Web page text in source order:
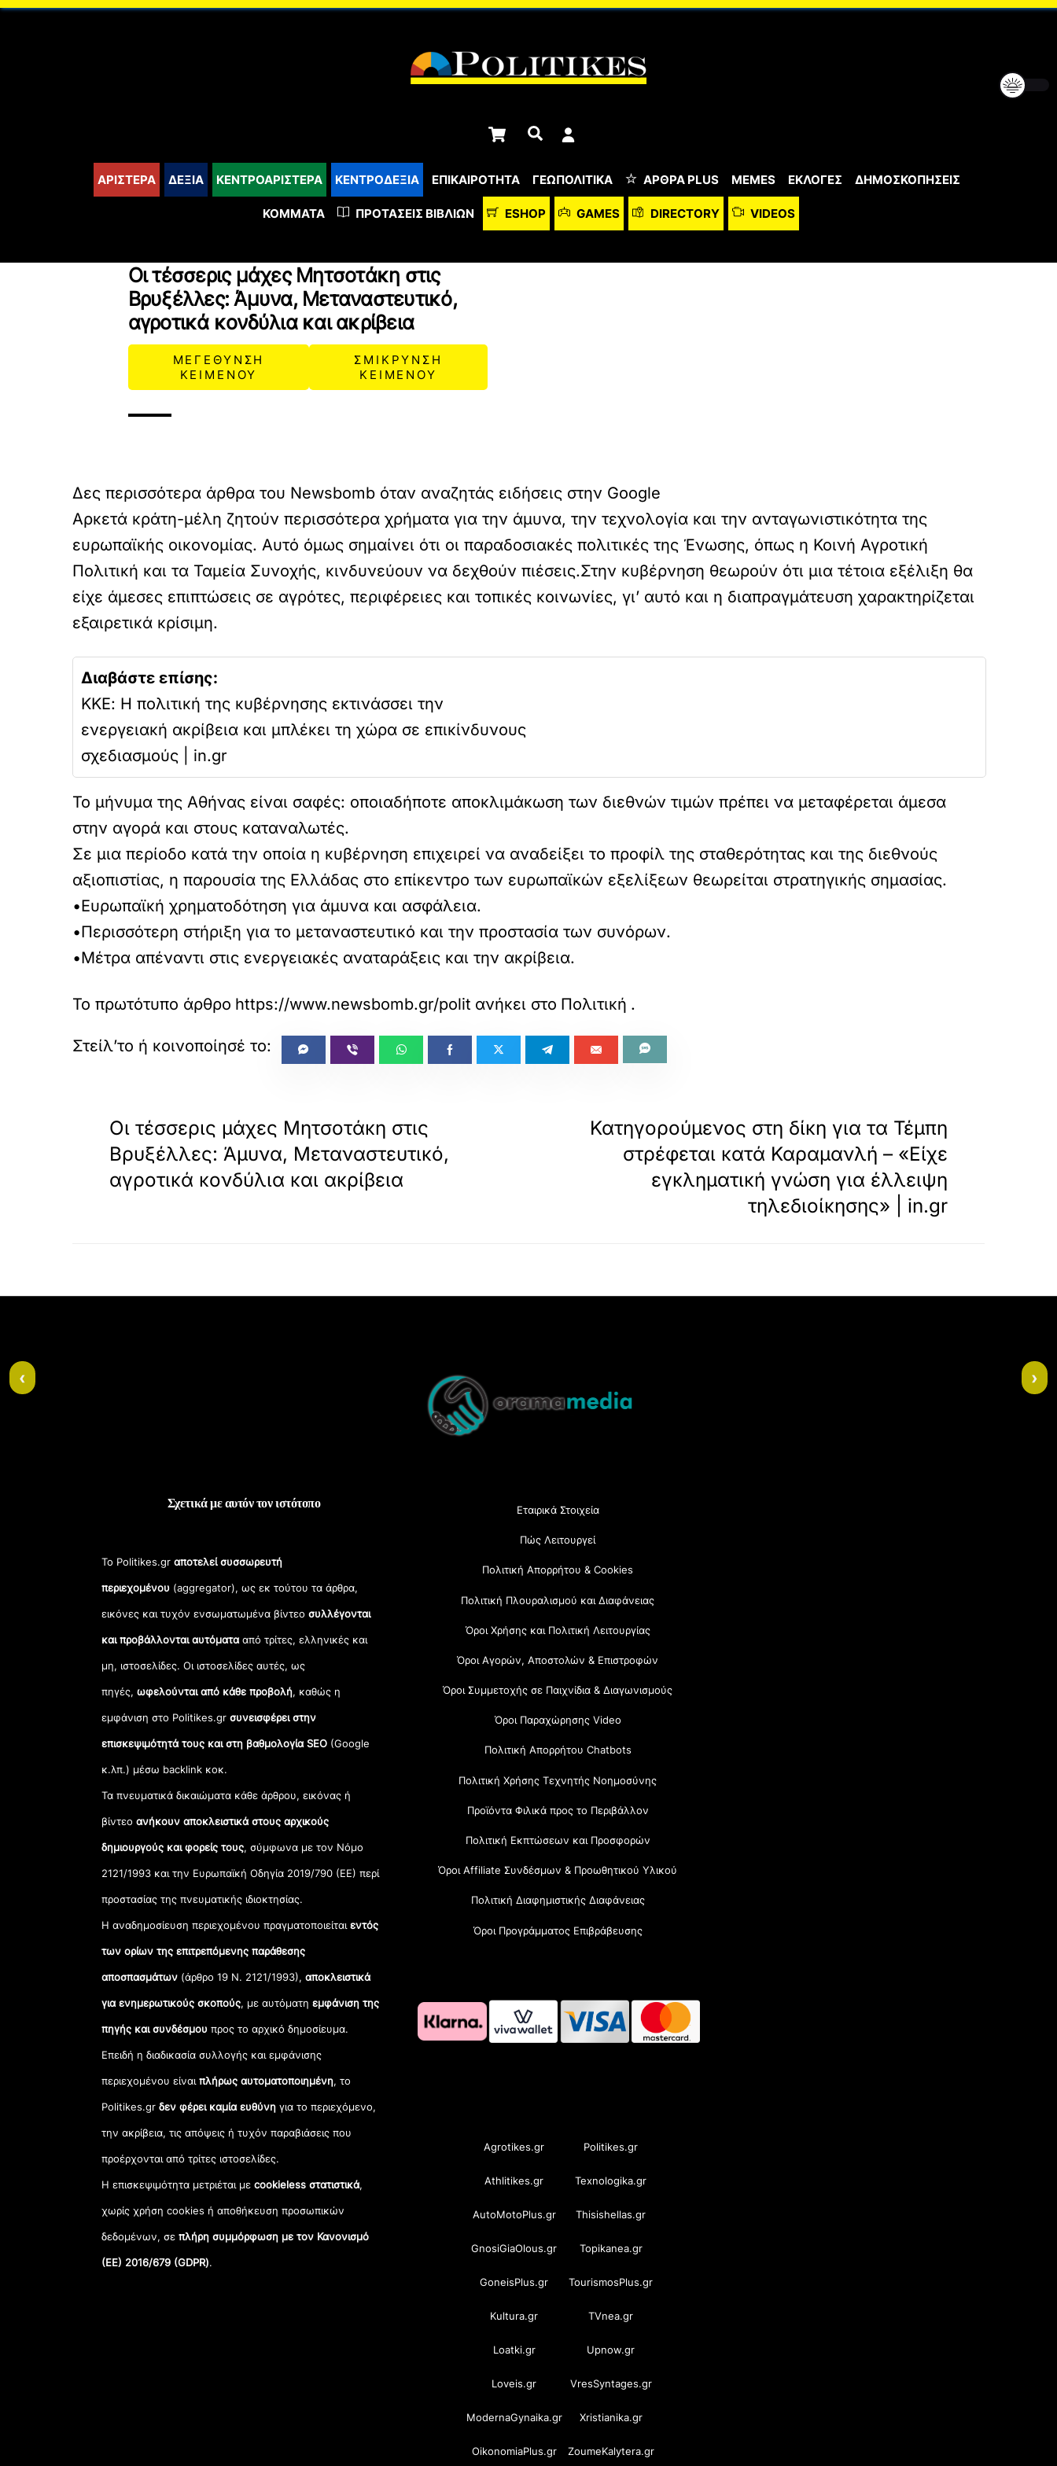
content
Cart Αναζήτηση
ΑΡΙΣΤΕΡΑ ΔΕΞΙΑ ΚΕΝΤΡΟΑΡΙΣΤΕΡΑ ΚΕΝΤΡΟΔΕΞΙΑ ΕΠΙΚΑΙΡΟΤΗΤΑ ΓΕΩΠΟΛΙΤΙΚΑ ΆΡΘΡΑ PLUS MEMES ΕΚΛΟΓΕΣ ΔΗΜΟΣΚΟΠΗΣΕΙΣ
ΚΌΜΜΑΤΑ ΠΡΟΤΆΣΕΙΣ ΒΙΒΛΊΩΝ ESHOP GAMES DIRECTORY VIDEOS
Οι τέσσερις μάχες Μητσοτάκη στις
Βρυξέλλες: Άμυνα, Μεταναστευτικό,
αγροτικά κονδύλια και ακρίβεια
ΜΕΓΕΘΥΝΣΗ
ΚΕΙΜΕΝΟΥ
ΣΜΙΚΡΥΝΣΗ
ΚΕΙΜΕΝΟΥ
Δες περισσότερα άρθρα του Newsbomb όταν αναζητάς ειδήσεις στην Google
Αρκετά κράτη-μέλη ζητούν περισσότερα χρήματα για την άμυνα, την τεχνολογία και την ανταγωνιστικότητα της
ευρωπαϊκής οικονομίας. Αυτό όμως σημαίνει ότι οι παραδοσιακές πολιτικές της Ένωσης, όπως η Κοινή Αγροτική
Πολιτική και τα Ταμεία Συνοχής, κινδυνεύουν να δεχθούν πιέσεις.Στην κυβέρνηση θεωρούν ότι μια τέτοια εξέλιξη θα
είχε άμεσες επιπτώσεις σε αγρότες, περιφέρειες και τοπικές κοινωνίες, γι’ αυτό και η διαπραγμάτευση χαρακτηρίζεται
εξαιρετικά κρίσιμη.
Διαβάστε επίσης:
ΚΚΕ: Η πολιτική της κυβέρνησης εκτινάσσει την
ενεργειακή ακρίβεια και μπλέκει τη χώρα σε επικίνδυνους
σχεδιασμούς | in.gr
Το μήνυμα της Αθήνας είναι σαφές: οποιαδήποτε αποκλιμάκωση των διεθνών τιμών πρέπει να μεταφέρεται άμεσα
στην αγορά και στους καταναλωτές.
Σε μια περίοδο κατά την οποία η κυβέρνηση επιχειρεί να αναδείξει το προφίλ της σταθερότητας και της διεθνούς
αξιοπιστίας, η παρουσία της Ελλάδας στο επίκεντρο των ευρωπαϊκών εξελίξεων θεωρείται στρατηγικής σημασίας.
•Ευρωπαϊκή χρηματοδότηση για άμυνα και ασφάλεια.
•Περισσότερη στήριξη για το μεταναστευτικό και την προστασία των συνόρων.
•Μέτρα απέναντι στις ενεργειακές αναταράξεις και την ακρίβεια.
Το πρωτότυπο άρθρο https://www.newsbomb.gr/politikh/story/1743811/oi-tesseris-maxes-mitsotaki-stis-vrykselles-amyna-
ανήκει στο Πολιτική .
Οι τέσσερις μάχες Μητσοτάκη στις
Βρυξέλλες: Άμυνα, Μεταναστευτικό,
αγροτικά κονδύλια και ακρίβεια
Κατηγορούμενος στη δίκη για τα Τέμπη
στρέφεται κατά Καραμανλή – «Είχε
εγκληματική γνώση για έλλειψη
τηλεδιοίκησης» | in.gr
Top
Σχετικά με αυτόν τον ιστότοπο
Το Politikes.grαποτελεί συσσωρευτή
περιεχομένου (aggregator), ως εκ τούτου τα άρθρα,
εικόνες και τυχόν ενσωματωμένα βίντεοσυλλέγονται
και προβάλλονται αυτόματααπό τρίτες, ελληνικές και
μη, ιστοσελίδες. Οι ιστοσελίδες αυτές, ως
πηγές,ωφελούνται από κάθε προβολή, καθώς η
εμφάνιση στο Politikes.gr συνεισφέρει στην
επισκεψιμότητά τους και στη βαθμολογία SEO (Google
κ.λπ.) μέσω backlink κοκ.
Τα πνευματικά δικαιώματα κάθε άρθρου, εικόνας ή
βίντεοανήκουν αποκλειστικά στους αρχικούς
δημιουργούς και φορείς τους, σύμφωνα με τον Νόμο
2121/1993 και την Ευρωπαϊκή Οδηγία 2019/790 (ΕΕ) περί
προστασίας της πνευματικής ιδιοκτησίας.
Η αναδημοσίευση περιεχομένου πραγματοποιείταιεντός
των ορίων της επιτρεπόμενης παράθεσης
αποσπασμάτων (άρθρο 19 Ν. 2121/1993), αποκλειστικά
για ενημερωτικούς σκοπούς, με αυτόματηεμφάνιση της
πηγής και συνδέσμου προς το αρχικό δημοσίευμα.
Επειδή η διαδικασία συλλογής και εμφάνισης
περιεχομένου είναιπλήρως αυτοματοποιημένη, το
Politikes.grδεν φέρει καμία ευθύνη για το περιεχόμενο,
την ακρίβεια, τις απόψεις ή τυχόν παραβιάσεις που
προέρχονται από τρίτες ιστοσελίδες.
Η επισκεψιμότητα μετριέται μεcookieless στατιστικά,
χωρίς χρήση cookies ή αποθήκευση προσωπικών
δεδομένων, σεπλήρη συμμόρφωση με τον Κανονισμό
(ΕΕ) 2016/679 (GDPR).
Εταιρικά Στοιχεία
Πώς Λειτουργεί
Πολιτική Απορρήτου & Cookies
Πολιτική Πλουραλισμού και Διαφάνειας
Όροι Χρήσης και Πολιτική Λειτουργίας
Όροι Αγορών, Αποστολών & Επιστροφών
Όροι Συμμετοχής σε Παιχνίδια & Διαγωνισμούς
Όροι Παραχώρησης Video
Πολιτική Απορρήτου Chatbots
Πολιτική Χρήσης Τεχνητής Νοημοσύνης
Προϊόντα Φιλικά προς το Περιβάλλον
Πολιτική Εκπτώσεων και Προσφορών
Όροι Affiliate Συνδέσμων & Προωθητικού Υλικού
Πολιτική Διαφημιστικής Διαφάνειας
Όροι Προγράμματος Επιβράβευσης
Agrotikes.gr Politikes.gr
Athlitikes.gr Texnologika.gr
AutoMotoPlus.gr Thisishellas.gr
GnosiGiaOlous.gr Topikanea.gr
GoneisPlus.gr TourismosPlus.gr
Kultura.gr TVnea.gr
Loatki.gr Upnow.gr
Loveis.gr VresSyntages.gr
ModernaGynaika.gr Xristianika.gr
OikonomiaPlus.gr ZoumeKalytera.gr
‹ ›